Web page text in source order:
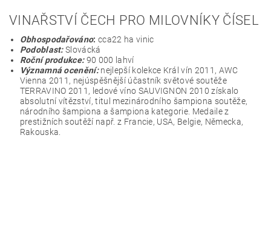
VINAŘSTVÍ ČECH PRO MILOVNÍKY ČÍSEL
Obhospodařováno: cca22 ha vinic
Podoblast:Slovácká
Roční produkce:90 000 lahví
Významná ocenění:nejlepší kolekce Král vín 2011, AWC
Vienna 2011, nejúspěšnější účastník světové soutěže
TERRAVINO 2011, ledové víno SAUVIGNON 2010 získalo
absolutní vítězství, titul mezinárodního šampiona soutěže,
národního šampiona a šampiona kategorie. Medaile z
prestižních soutěží např. z Francie, USA, Belgie, Německa,
Rakouska.